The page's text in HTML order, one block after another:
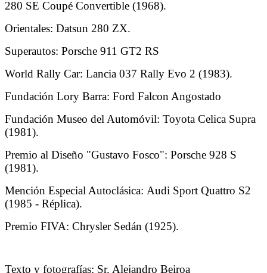
280 SE Coupé Convertible (1968).
Orientales: Datsun 280 ZX.
Superautos: Porsche 911 GT2 RS
World Rally Car: Lancia 037 Rally Evo 2 (1983).
Fundación Lory Barra: Ford Falcon Angostado
Fundación Museo del Automóvil: Toyota Celica Supra
(1981).
Premio al Diseño "Gustavo Fosco": Porsche 928 S
(1981).
Mención Especial Autoclásica: Audi Sport Quattro S2
(1985 - Réplica).
Premio FIVA: Chrysler Sedán (1925).
Texto y fotografías: Sr. Alejandro Beiroa